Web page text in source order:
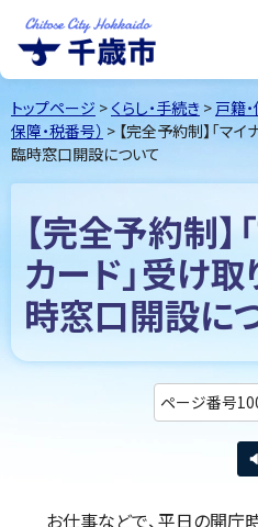
千歳市Chitose
City Hokkaido
トップページ > くらし・手続き > 戸籍
保障・税番号） > 【完全予約制】「マ
臨時窓口開設について
【完全予約制】
カード」受け
時窓口開設に
ページ番号
お仕事などで、平日の開庁